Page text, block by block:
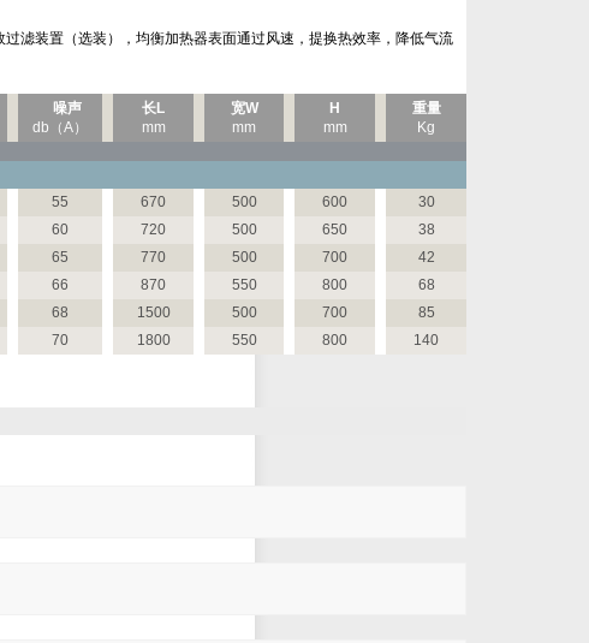
滤装置（选装），均衡加热器表面通过风速，提换热效率，降低气流
噪声
db（A）
长L
mm
宽W
mm
H
mm
重量
Kg
55 670 500 600
30
60 720 500 650
38
65 770 500 700
42
66 870 550 800
68
68 1500 500 700
85
70 1800 550 800 140